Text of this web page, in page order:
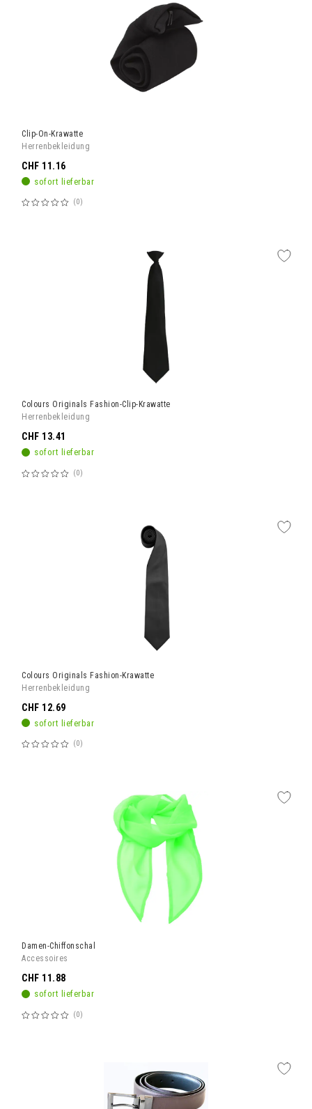
Clip-On-Krawatte
Herrenbekleidung
sofort lieferbar
Bewertung:
0
CHF 11.16
Colours Originals Fashion-Clip-Krawatte
Herrenbekleidung
sofort lieferbar
Bewertung:
0
CHF 13.41
Colours Originals Fashion-Krawatte
Herrenbekleidung
sofort lieferbar
Bewertung:
0
CHF 12.69
Damen-Chiffonschal
Accessoires
sofort lieferbar
Bewertung:
0
CHF 11.88